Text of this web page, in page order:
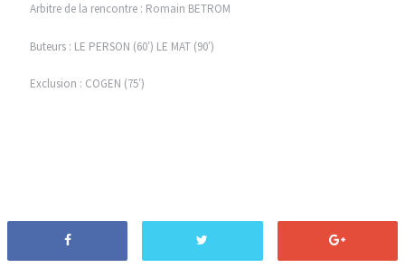
Arbitre de la rencontre : Romain BETROM
Buteurs : LE PERSON (60′) LE MAT (90′)
Exclusion : COGEN (75′)